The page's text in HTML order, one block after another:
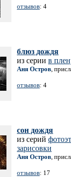
отзывов: 4
блюз дождя
из серии в
Аня Остров,
отзывов: 4
сон дождя
из серий
зарисовки
Аня Остров,
отзывов: 17